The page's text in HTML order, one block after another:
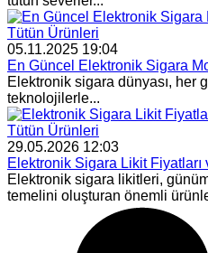
Tütün Ürünleri
05.11.2025 19:04
En Güncel Elektronik Sigara
Elektronik sigara dünyası, her
teknolojilerle...
Tütün Ürünleri
29.05.2026 12:03
Elektronik Sigara Likit
Elektronik sigara likitleri,
temelini oluşturan önemli